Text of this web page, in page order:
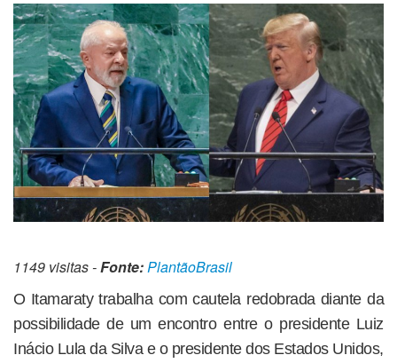
1149 visitas -Fonte:PlantãoBrasil
O Itamaraty trabalha com cautela redobrada diante da
possibilidade de um encontro entre o presidente Luiz
Inácio Lula da Silva e o presidente dos Estados Unidos,